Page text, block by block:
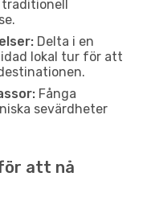
traditionell
Delta i en
lokal tur för att
Fånga
sevärdheter
att nå